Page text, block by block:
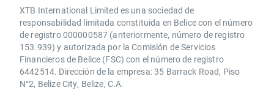
XTB International Limited es una sociedad de
responsabilidad limitada constituida en Belice con el número
de registro 000000587 (anteriormente, número de registro
153.939) y autorizada por la Comisión de Servicios
Financieros de Belice (FSC) con el número de registro
6442514. Dirección de la empresa: 35 Barrack Road, Piso
N°2, Belize City, Belize, C.A.